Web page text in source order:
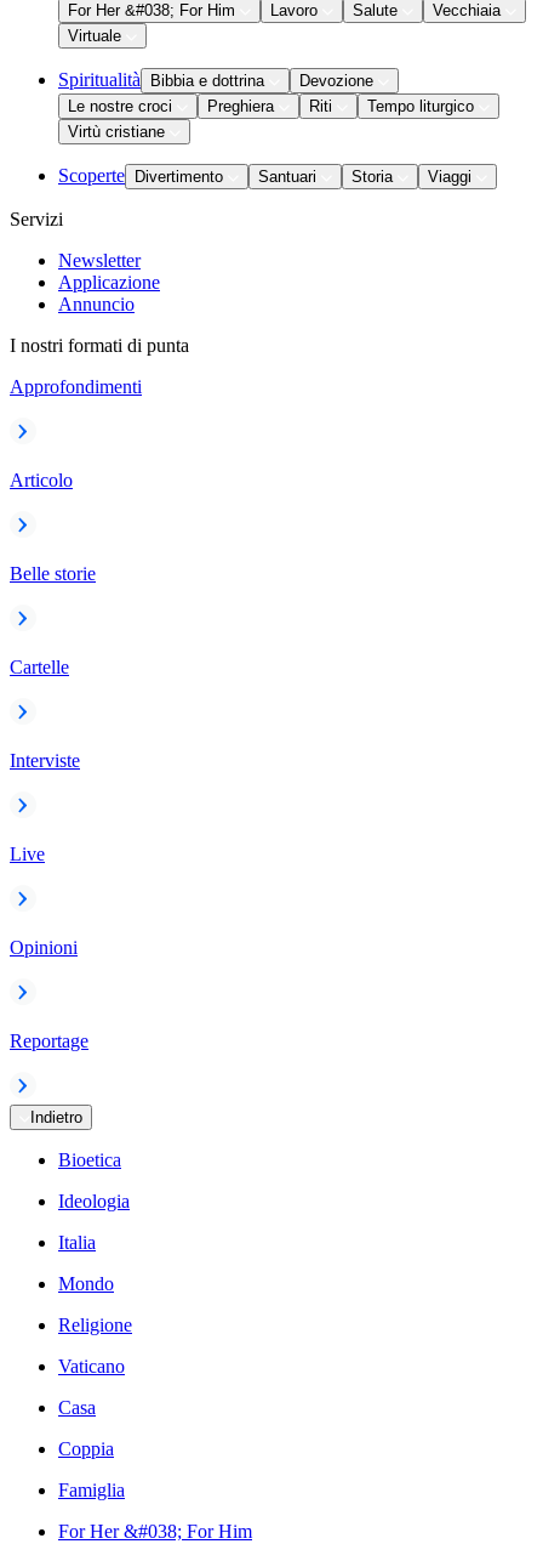
For Her &#038; For Him
Lavoro Salute
Vecchiaia
Virtuale
Spiritualità Bibbia e dottrina
Devozione
Le nostre croci
Preghiera Riti
Tempo liturgico
Virtù cristiane
Scoperte Divertimento Santuari Storia Viaggi
Servizi
Newsletter
Applicazione
Annuncio
I nostri formati di punta
Approfondimenti
Articolo
Belle storie
Cartelle
Interviste
Live
Opinioni
Reportage
Indietro
Bioetica
Ideologia
Italia
Mondo
Religione
Vaticano
Casa
Coppia
Famiglia
For Her &#038; For Him